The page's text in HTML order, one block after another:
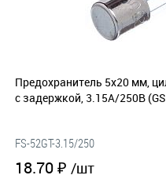
Предохранитель 5х20 мм,
с задержкой, 3.15А/250В
FS-52GT-3.15/250
18.70 ₽/шт